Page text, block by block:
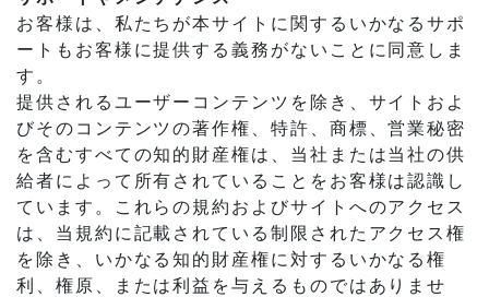
お客様は、私たちが本サイトに関するいかなるサポ
ートもお客様に提供する義務がないことに同意しま
す。
提供されるユーザーコンテンツを除き、サイトおよ
びそのコンテンツの著作権、特許、商標、営業秘密
を含むすべての知的財産権は、当社または当社の供
給者によって所有されていることをお客様は認識し
ています。これらの規約およびサイトへのアクセス
は、当規約に記載されている制限されたアクセス権
を除き、いかなる知的財産権に対するいかなる権
利、権原、または利益を与えるものではありませ